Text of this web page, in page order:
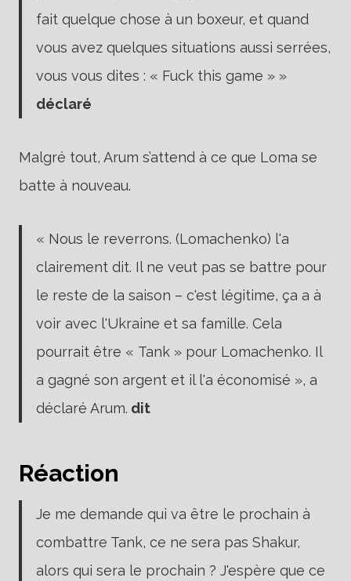
fait quelque chose à un boxeur, et quand
vous avez quelques situations aussi serrées,
vous vous dites : « Fuck this game » »
déclaré
Malgré tout, Arum s’attend à ce que Loma se
batte à nouveau.
« Nous le reverrons. (Lomachenko) l'a
clairement dit. Il ne veut pas se battre pour
le reste de la saison – c'est légitime, ça a à
voir avec l'Ukraine et sa famille. Cela
pourrait être « Tank » pour Lomachenko. Il
a gagné son argent et il l'a économisé », a
déclaré Arum. dit
Réaction
Je me demande qui va être le prochain à
combattre Tank, ce ne sera pas Shakur,
alors qui sera le prochain ? J'espère que ce